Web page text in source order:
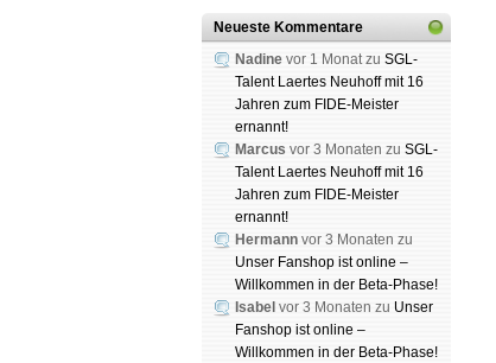
Neueste Kommentare
Nadine vor 1 Monat zu SGL-
Talent Laertes Neuhoff mit 16
Jahren zum FIDE-Meister
ernannt!
Marcus vor 3 Monaten zu SGL-
Talent Laertes Neuhoff mit 16
Jahren zum FIDE-Meister
ernannt!
Hermann vor 3 Monaten zu
Unser Fanshop ist online –
Willkommen in der Beta-Phase!
Isabel vor 3 Monaten zu Unser
Fanshop ist online –
Willkommen in der Beta-Phase!